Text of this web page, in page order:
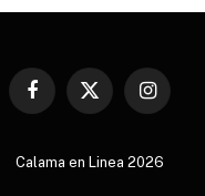
Facebook
X
Instagram
Calama en Linea 2026